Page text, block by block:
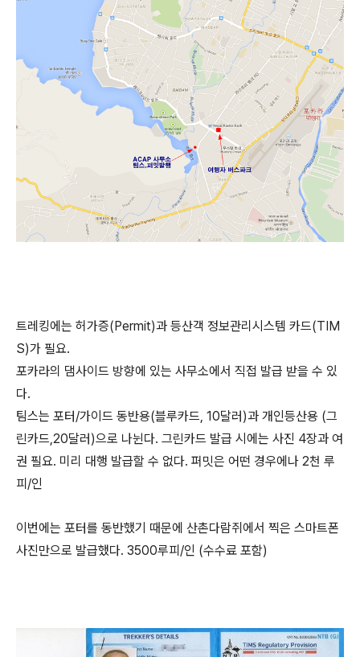
트레킹에는 허가증(Permit)과 등산객 정보관리시스템 카드(TIM
S)가 필요.
포카라의 댐사이드 방향에 있는 사무소에서 직접 발급 받을 수 있
다.
팀스는 포터/가이드 동반용(블루카드, 10달러)과 개인등산용 (그
린카드,20달러)으로 나뉜다. 그린카드 발급 시에는 사진 4장과 여
권 필요. 미리 대행 발급할 수 없다. 퍼밋은 어떤 경우에나 2천 루
피/인
이번에는 포터를 동반했기 때문에 산촌다람쥐에서 찍은 스마트폰
사진만으로 발급했다. 3500루피/인 (수수료 포함)